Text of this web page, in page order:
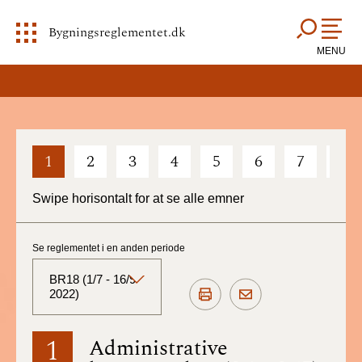
Bygningsreglementet.dk
MENU
1 2 3 4 5 6 7
Swipe horisontalt for at se alle emner
1 Administrative
Se reglementet i en anden periode
BR18 (1/7 - 16/9
2022)
BR18 (Aktuelt)